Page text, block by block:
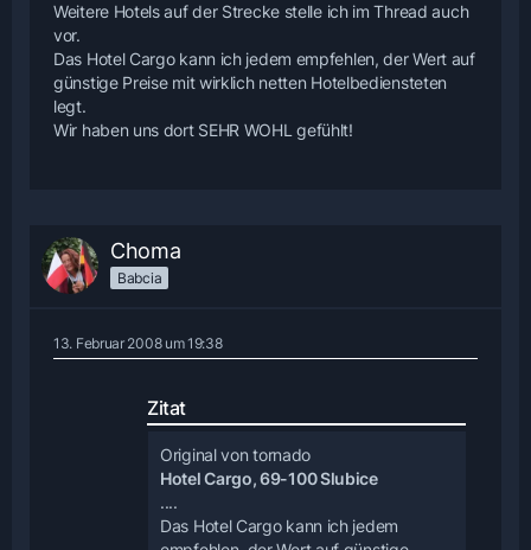
Weitere Hotels auf der Strecke stelle ich im Thread auch
vor.
Das Hotel Cargo kann ich jedem empfehlen, der Wert auf
günstige Preise mit wirklich netten Hotelbediensteten
legt.
Wir haben uns dort SEHR WOHL gefühlt!
Choma
Babcia
13. Februar 2008 um 19:38
Zitat
Original von tornado
Hotel Cargo, 69-100 Slubice
....
Das Hotel Cargo kann ich jedem